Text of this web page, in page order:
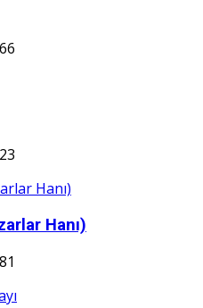
Hanı)